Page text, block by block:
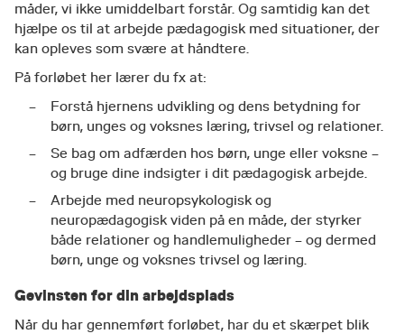
måder, vi ikke umiddelbart forstår. Og samtidig kan det
hjælpe os til at arbejde pædagogisk med situationer, der
kan opleves som svære at håndtere.
På forløbet her lærer du fx at:
Forstå hjernens udvikling og dens betydning for
børn, unges og voksnes læring, trivsel og relationer.
Se bag om adfærden hos børn, unge eller voksne –
og bruge dine indsigter i dit pædagogisk arbejde.
Arbejde med neuropsykologisk og
neuropædagogisk viden på en måde, der styrker
både relationer og handlemuligheder – og dermed
børn, unge og voksnes trivsel og læring.
Gevinsten for din arbejdsplads
Når du har gennemført forløbet, har du et skærpet blik